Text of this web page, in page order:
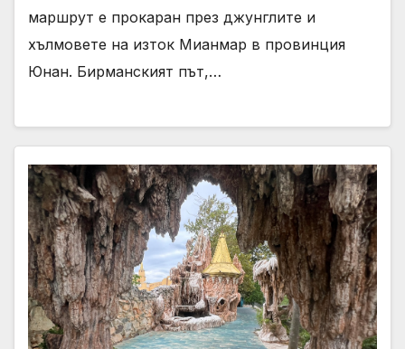
маршрут е прокаран през джунглите и
хълмовете на изток Мианмар в провинция
Юнан. Бирманският път,…